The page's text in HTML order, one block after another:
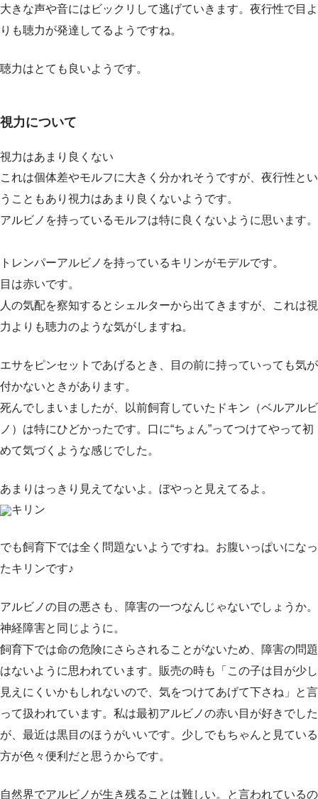
大きな声や音にはビックリして逃げていきます。夜行性で目よ
りも聴力が発達してるようですね。
聴力はとても良いようです。
視力について
視力はあまり良くない
これは個体差やモルフに大きく分かれそうですが、夜行性とい
うこともあり視力はあまり良くないようです。
アルビノを持っているモルフは特に良くないように思います。
トレンパーアルビノを持っているキリンがモデルです。
目は赤いです。
人の気配を察知するとシェルターから出てきますが、これは視
力よりも聴力のような気がしますね。
エサをピンセットであげるとき、目の前に持っていっても気が
付かないときがあります。
死んでしまいましたが、以前飼育していたドキン（ベルアルビ
ノ）は特にひどかったです。口に“ちょん”ってつけてやって初
めて気づくような感じでした。
あまりはっきり見えてないよ。ぼやっと見えてるよ。
キリン
でも飼育下では全く問題ないようですね。お腹いっぱいになっ
たキリンです♪
アルビノの目の悪さも、障害の一つなんじゃないでしょうか。
神経障害と同じように。
飼育下では命の危険にさらされることがないため、障害の問題
はないように思われています。販売の時も「この子は目が少し
見えにくいかもしれないので、気をつけてあげて下さね」と言
って扱われています。私は最初アルビノの赤い目が好きでした
が、最近は黒目のほうがいいです。少しでもちゃんと見ている
方が色々便利だと思うからです。
自然界でアルビノが生き残ることは難しい。と言われているの